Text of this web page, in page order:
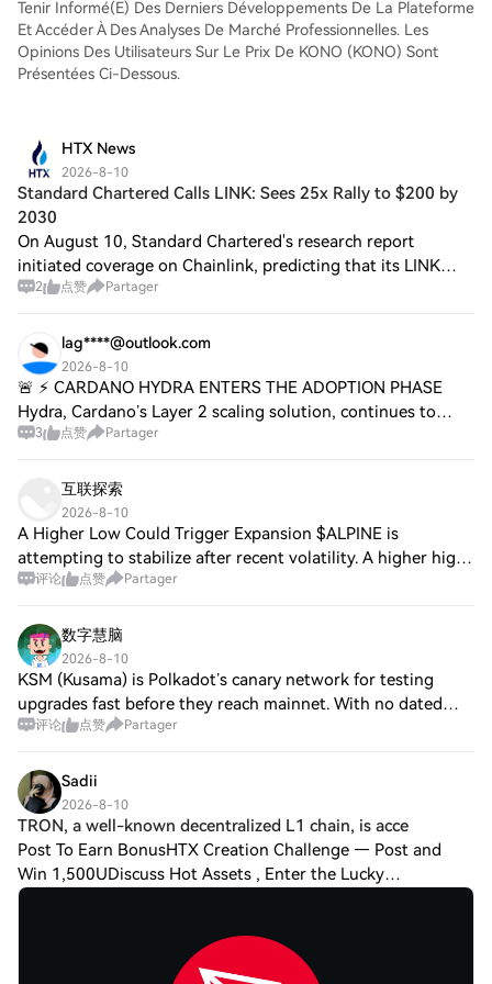
Tenir Informé(e) Des Derniers Développements De La Plateforme
Et Accéder À Des Analyses De Marché Professionnelles. Les
Opinions Des Utilisateurs Sur Le Prix De KONO (KONO) Sont
Présentées Ci-Dessous.
HTX News
2026-8-10
Standard Chartered Calls LINK: Sees 25x Rally to $200 by
2030
On August 10, Standard Chartered's research report
initiated coverage on Chainlink, predicting that its LINK
token could rise 25 times from the current ~$8 to $200 by
2 点赞 Partager
lag****@outlook.com
2026-8-10
🚨 ⚡️ CARDANO HYDRA ENTERS THE ADOPTION PHASE
Hydra, Cardano’s Layer 2 scaling solution, continues to
make steady progress. The project has now entered the
3 点赞 Partager
互联探索
2026-8-10
A Higher Low Could Trigger Expansion $ALPINE is
attempting to stabilize after recent volatility. A higher high
would provide stronger confirmation of recovery. $YFI is
评论 点赞 Partager
数字慧脑
2026-8-10
KSM (Kusama) is Polkadot’s canary network for testing
upgrades fast before they reach mainnet. With no dated
official announcements found from Jul 10–Aug 10,
评论 点赞 Partager
Sadii
2026-8-10
TRON, a well-known decentralized L1 chain, is acce
Post To Earn BonusHTX Creation Challenge — Post and
Win 1,500UDiscuss Hot Assets , Enter the Lucky
DrawTRON, a well-known decentralized L1 chain, is